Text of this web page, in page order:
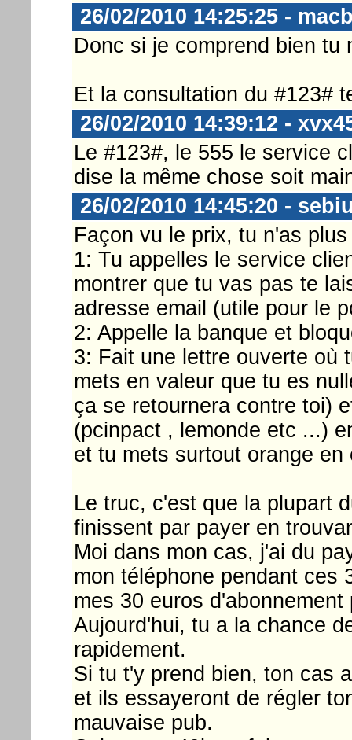
26/02/2010 14:25:25 -
Donc si je comprend bien tu
Et la consultation du #123#
26/02/2010 14:39:12 -
Le #123#, le 555 le service
dise la même chose soit
26/02/2010 14:45:20 -
Façon vu le prix, tu n'as
1: Tu appelles le service
montrer que tu vas pas te
adresse email (utile pour le
2: Appelle la banque et
3: Fait une lettre ouverte où
mets en valeur que tu es
ça se retournera contre toi)
(pcinpact , lemonde etc ...)
et tu mets surtout orange en
Le truc, c'est que la plupart
finissent par payer en
Moi dans mon cas, j'ai du
mon téléphone pendant ces
mes 30 euros d'abonnement
Aujourd'hui, tu a la chance
rapidement.
Si tu t'y prend bien, ton cas
et ils essayeront de régler
mauvaise pub.